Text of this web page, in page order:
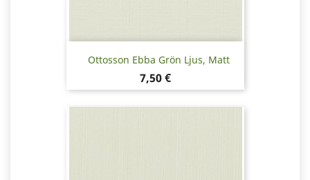
Ottosson Ebba Grön Ljus, Matt
Pris
7,50 €